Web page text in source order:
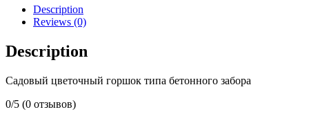
Description
Reviews (0)
Description
Садовый цветочный горшок типа бетонного забора
0/5 (0 отзывов)